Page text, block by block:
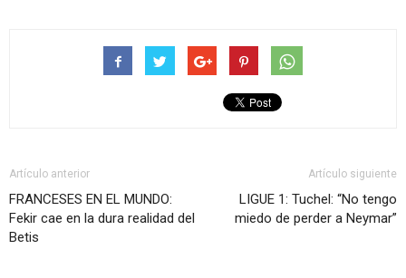
Artículo anterior
FRANCESES EN EL MUNDO:
Fekir cae en la dura realidad del
Betis
Artículo siguiente
LIGUE 1: Tuchel: “No tengo
miedo de perder a Neymar”